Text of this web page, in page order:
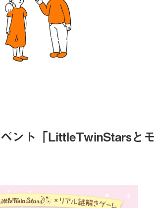
ント「LittleTwinStarsとモ